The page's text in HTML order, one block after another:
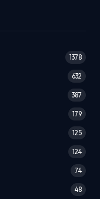
1378
632
387
179
125
124
74
48